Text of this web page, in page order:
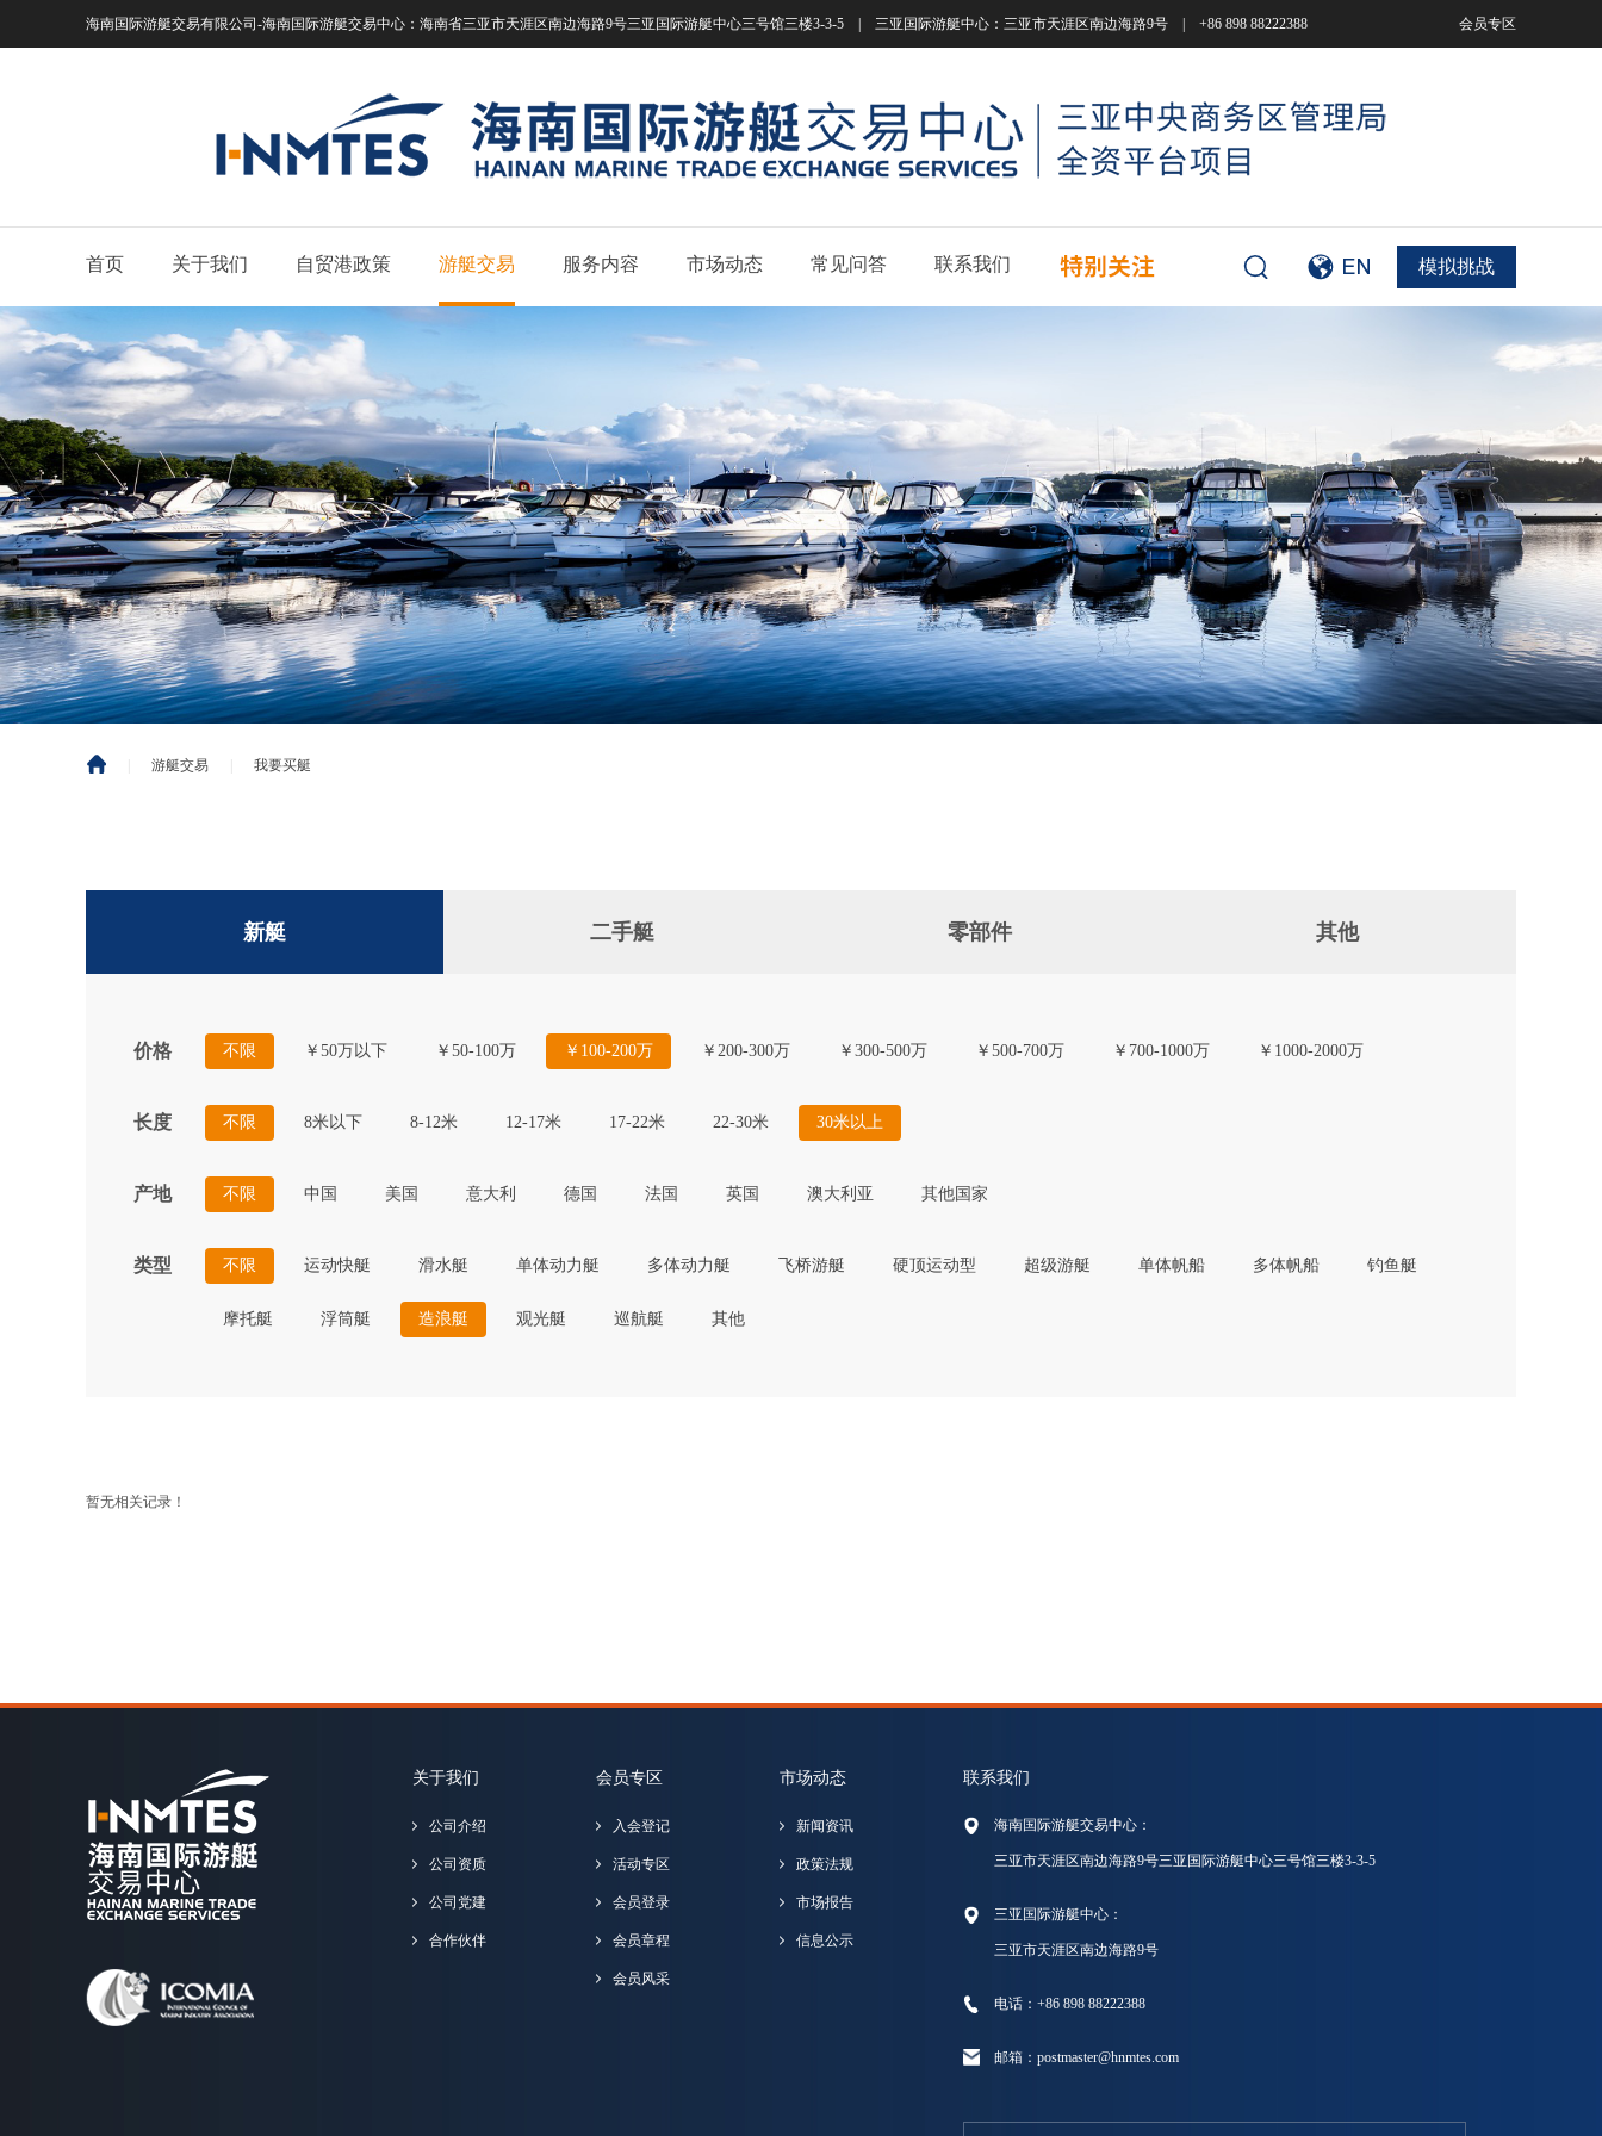
海南国际游艇交易有限公司-海南国际游艇交易中心： 海南省三亚市天涯区南边海路9号三亚国际游艇中心三号馆三楼3-3-5 | 三亚国际游艇中心：三亚市天涯区南边海路9号 | +86 898 88222388 会员专区
模拟挑战
首页 关于我们 自贸港政策 游艇交易 服务内容 市场动态 常见问答 联系我们
游艇交易 我要买艇
新艇 二手艇 零部件 其他
价格 不限 ￥50万以下 ￥50-100万 ￥100-200万 ￥200-300万 ￥300-500万 ￥500-700万 ￥700-1000万 ￥1000-2000万
长度 不限 8米以下 8-12米 12-17米 17-22米 22-30米 30米以上
产地 不限 中国 美国 意大利 德国 法国 英国 澳大利亚 其他国家
类型 不限 运动快艇 滑水艇 单体动力艇 多体动力艇 飞桥游艇 硬顶运动型 超级游艇 单体帆船 多体帆船 钓鱼艇
摩托艇 浮筒艇 造浪艇 观光艇 巡航艇 其他
暂无相关记录！
关于我们
公司介绍
公司资质
公司党建
合作伙伴
会员专区
入会登记
活动专区
会员登录
会员章程
会员风采
市场动态
新闻资讯
政策法规
市场报告
信息公示
联系我们
海南国际游艇交易中心：
三亚市天涯区南边海路9号三亚国际游艇中心三号馆三楼3-3-5
三亚国际游艇中心：
三亚市天涯区南边海路9号
电话：+86 898 88222388
邮箱：postmaster@hnmtes.com